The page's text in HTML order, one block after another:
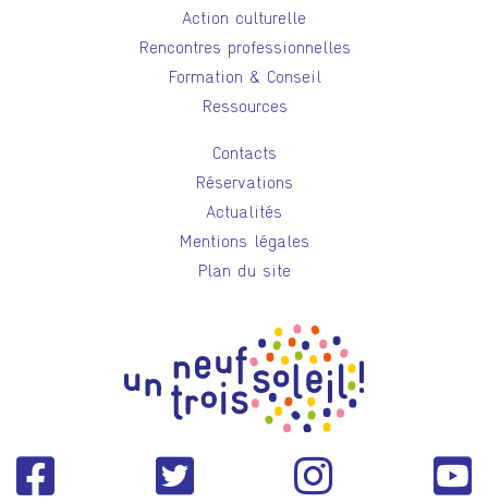
Action culturelle
Rencontres professionnelles
Formation & Conseil
Ressources
Contacts
Réservations
Actualités
Mentions légales
Plan du site